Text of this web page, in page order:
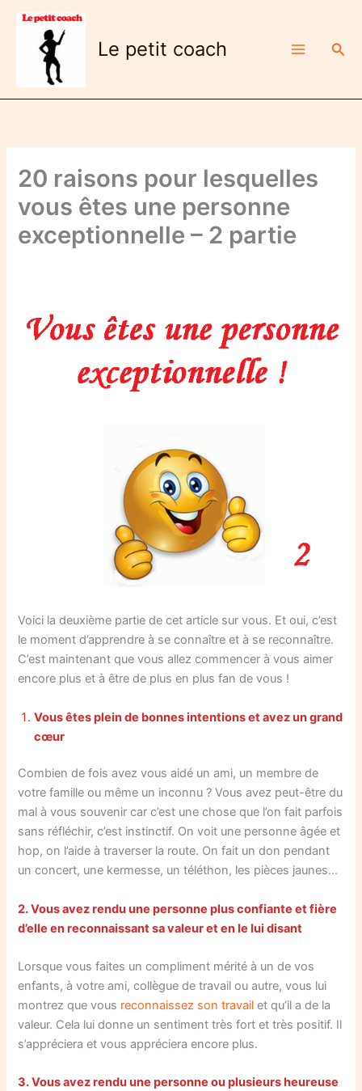
Aller
contenu
Le petit coach
20 raisons pour lesquelles
vous êtes une personne
exceptionnelle – 2 partie
Voici la deuxième partie de cet article sur vous. Et oui, c’est
le moment d’apprendre à se connaître et à se reconnaître.
C’est maintenant que vous allez commencer à vous aimer
encore plus et à être de plus en plus fan de vous !
Vous êtes plein de bonnes intentions et avez un grand
cœur
Combien de fois avez vous aidé un ami, un membre de
votre famille ou même un inconnu ? Vous avez peut-être du
mal à vous souvenir car c’est une chose que l’on fait parfois
sans réfléchir, c’est instinctif. On voit une personne âgée et
hop, on l’aide à traverser la route. On fait un don pendant
un concert, une kermesse, un téléthon, les pièces jaunes…
2. Vous avez rendu une personne plus confiante et fière
d’elle en reconnaissant sa valeur et en le lui disant
Lorsque vous faites un compliment mérité à un de vos
enfants, à votre ami, collègue de travail ou autre, vous lui
montrez que vous reconnaissez son travail et qu’il a de la
valeur. Cela lui donne un sentiment très fort et très positif. Il
s’appréciera et vous appréciera encore plus.
3. Vous avez rendu une personne ou plusieurs heureuse